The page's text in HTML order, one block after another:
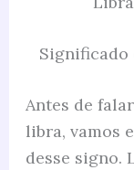
Significado
Antes de
libra, vamos
desse signo.